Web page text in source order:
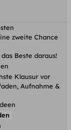
zweite Chance
Beste daraus!
Klausur vor
Aufnahme &